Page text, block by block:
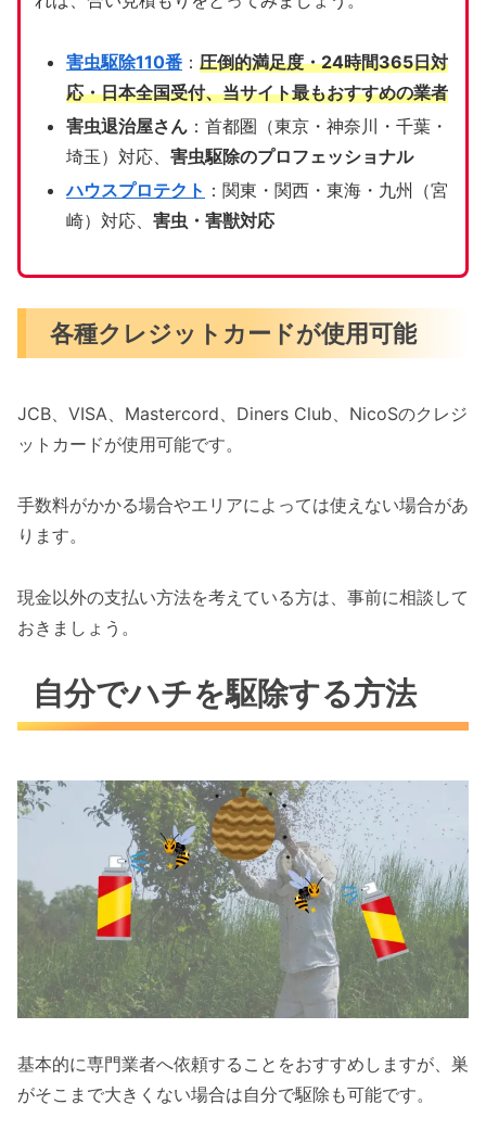
害虫駆除110番： 圧倒的満足度・24時間365日対
応・日本全国受付、当サイト最もおすすめの業者
害虫退治屋さん：首都圏（東京・神奈川・千葉・
埼玉）対応、 害虫駆除のプロフェッショナル
ハウスプロテクト ：関東・関西・東海・九州（宮
崎）対応、 害虫・害獣対応
各種クレジットカードが使用可能
JCB、VISA、Mastercord、Diners Club、NicoSのクレジ
ットカードが使用可能です。
手数料がかかる場合やエリアによっては使えない場合があ
ります。
現金以外の支払い方法を考えている方は、事前に相談して
おきましょう。
自分でハチを駆除する方法
基本的に専門業者へ依頼することをおすすめしますが、巣
がそこまで大きくない場合は自分で駆除も可能です。